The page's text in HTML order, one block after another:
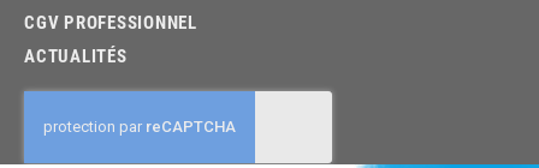
CGV PROFESSIONNEL
ACTUALITÉS